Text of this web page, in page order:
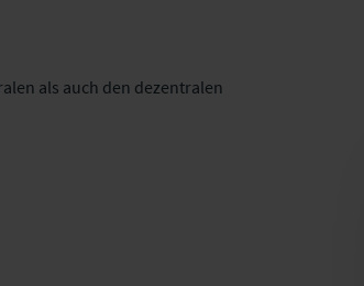
als auch den dezentralen